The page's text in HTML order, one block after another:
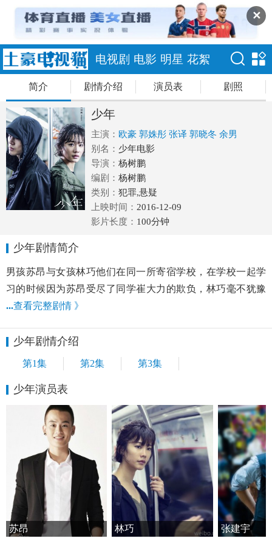
✕
电视剧 电影 明星 花絮
简介 剧情介绍 演员表 剧照
少年
主演： 欧豪 郭姝彤 张译 郭晓冬 余男
别名： 少年电影
导演： 杨树鹏
编剧： 杨树鹏
类别： 犯罪,悬疑
上映时间： 2016-12-09
影片长度： 100分钟
少年剧情简介
男孩苏昂与女孩林巧他们在同一所寄宿学校，在学校一起学
习的时候因为苏昂受尽了同学崔大力的欺负，林巧毫不犹豫
...查看完整剧情 》
少年剧情介绍
第1集 第2集 第3集
少年演员表
苏昂
林巧
张建宇